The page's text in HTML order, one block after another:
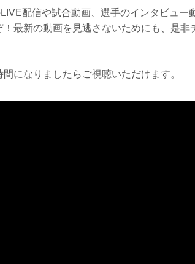
配信や試合動画、選手のインタビュー
最新の動画を見逃さないためにも、是非
になりましたらご視聴いただけます。